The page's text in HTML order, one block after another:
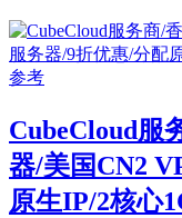
CubeCloud服
器/美国CN2
原生IP/2核心